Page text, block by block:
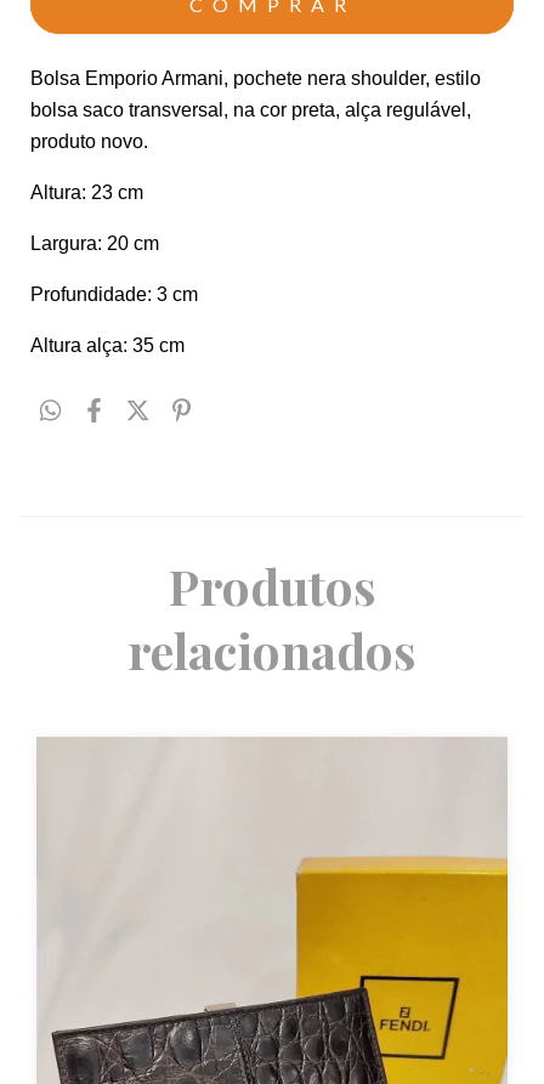
Bolsa Emporio Armani, pochete nera shoulder, estilo
bolsa saco transversal, na cor preta, alça regulável,
produto novo.
Altura: 23 cm
Largura: 20 cm
Profundidade: 3 cm
Altura alça: 35 cm
Produtos
relacionados